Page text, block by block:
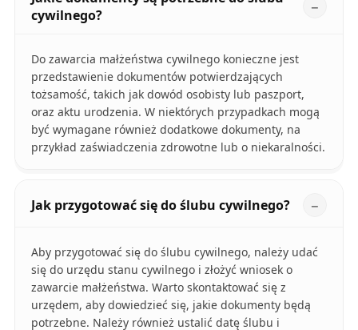
cywilnego?
Do zawarcia małżeństwa cywilnego konieczne jest
przedstawienie dokumentów potwierdzających
tożsamość, takich jak dowód osobisty lub paszport,
oraz aktu urodzenia. W niektórych przypadkach mogą
być wymagane również dodatkowe dokumenty, na
przykład zaświadczenia zdrowotne lub o niekaralności.
Jak przygotować się do ślubu cywilnego?
Aby przygotować się do ślubu cywilnego, należy udać
się do urzędu stanu cywilnego i złożyć wniosek o
zawarcie małżeństwa. Warto skontaktować się z
urzędem, aby dowiedzieć się, jakie dokumenty będą
potrzebne. Należy również ustalić datę ślubu i